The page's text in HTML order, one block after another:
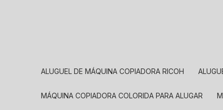
ALUGUEL DE MÁQUINA COPIADORA RICOH
MÁQUINA COPIADORA COLORIDA PARA ALUGAR